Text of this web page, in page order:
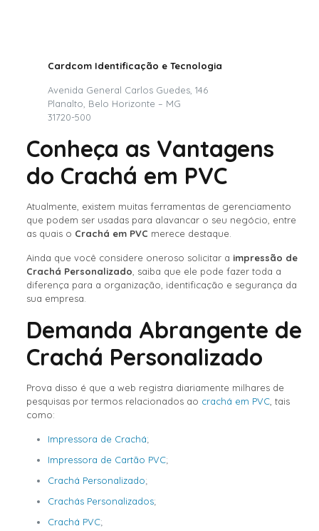
Cardcom Identificação e Tecnologia
Avenida General Carlos Guedes, 146
Planalto, Belo Horizonte – MG
31720-500
Conheça as Vantagens
do Crachá em PVC
Atualmente, existem muitas ferramentas de gerenciamento
que podem ser usadas para alavancar o seu negócio, entre
as quais o Crachá em PVC merece destaque.
Ainda que você considere oneroso solicitar a impressão de
Crachá Personalizado , saiba que ele pode fazer toda a
diferença para a organização, identificação e segurança da
sua empresa.
Demanda Abrangente de
Crachá Personalizado
Prova disso é que a web registra diariamente milhares de
pesquisas por termos relacionados ao crachá em PVC, tais
como:
Impressora de Crachá;
Impressora de Cartão PVC;
Crachá Personalizado;
Crachás Personalizados;
Crachá PVC;